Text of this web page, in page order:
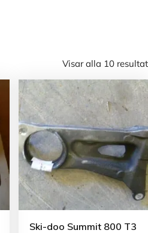
Visar alla 10 resultat
Ski-doo Summit 800 T3